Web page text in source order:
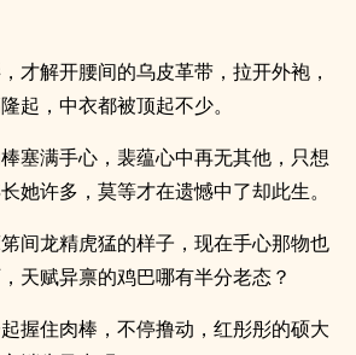
才解开腰间的乌皮革带，拉开外袍，
起，中衣都被顶起不少。
塞满手心，裴蕴心中再无其他，只想
她许多，莫等才在遗憾中了却此生。
间龙精虎猛的样子，现在手心那物也
天赋异禀的鸡巴哪有半分老态？
握住肉棒，不停撸动，红彤彤的硕大